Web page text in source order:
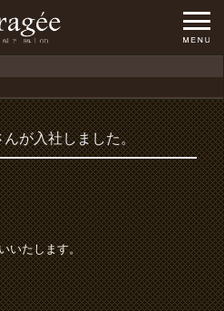
が入社しました。
いたします。